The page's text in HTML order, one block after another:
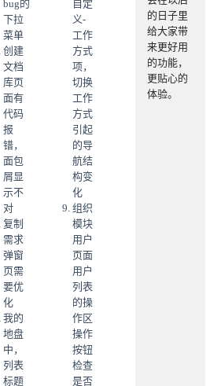
的日子里
给大家带
来更好用
的功能，
更贴心的
体验。
自定
义-
工作
方式
项，
切换
工作
方式
引起
的导
航结
构变
化
组织
模块
用户
页面
用户
列表
的操
作区
操作
按钮
检查
是否
bug的
下拉
菜单
创建
文档
库页
面有
代码
报
错，
面包
屑显
示不
对
复制
需求
弹窗
页需
要优
化
我的
地盘
中，
列表
标题